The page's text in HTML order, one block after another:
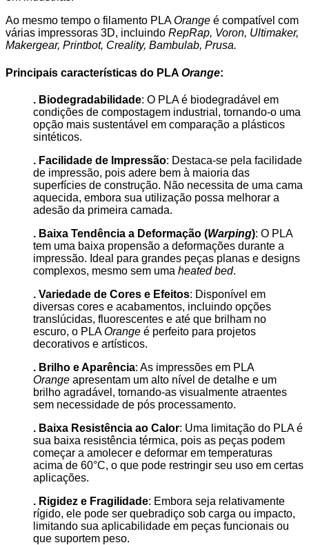
Ao mesmo tempo o filamento PLAOrange é compatível com
várias impressoras 3D, incluindo RepRap, Voron, Ultimaker,
Makergear, Printbot, Creality, Bambulab, Prusa.
Principais características do PLA Orange:
. Biodegradabilidade: O PLA é biodegradável em
condições de compostagem industrial, tornando-o uma
opção mais sustentável em comparação a plásticos
sintéticos.
. Facilidade de Impressão: Destaca-se pela facilidade
de impressão, pois adere bem à maioria das
superfícies de construção. Não necessita de uma cama
aquecida, embora sua utilização possa melhorar a
adesão da primeira camada.
. Baixa Tendência a Deformação (Warping): O PLA
tem uma baixa propensão a deformações durante a
impressão. Ideal para grandes peças planas e designs
complexos, mesmo sem uma heated bed.
. Variedade de Cores e Efeitos: Disponível em
diversas cores e acabamentos, incluindo opções
translúcidas, fluorescentes e até que brilham no
escuro, o PLAOrange é perfeito para projetos
decorativos e artísticos.
. Brilho e Aparência: As impressões em PLA
Orange apresentam um alto nível de detalhe e um
brilho agradável, tornando-as visualmente atraentes
sem necessidade de pós processamento.
. Baixa Resistência ao Calor: Uma limitação do PLA é
sua baixa resistência térmica, pois as peças podem
começar a amolecer e deformar em temperaturas
acima de 60°C, o que pode restringir seu uso em certas
aplicações.
. Rigidez e Fragilidade: Embora seja relativamente
rígido, ele pode ser quebradiço sob carga ou impacto,
limitando sua aplicabilidade em peças funcionais ou
que suportem peso.